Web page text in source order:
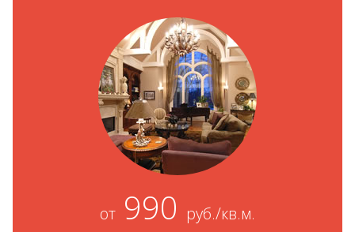
от 990 руб./кв.м.